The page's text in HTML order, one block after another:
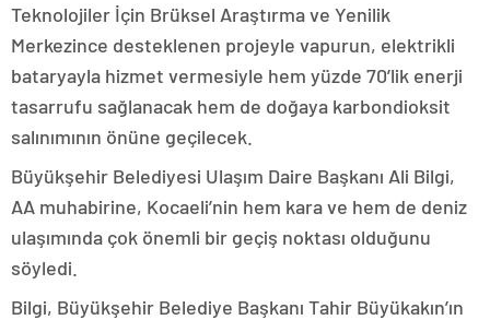
Teknolojiler İçin Brüksel Araştırma ve Yenilik
Merkezince desteklenen projeyle vapurun, elektrikli
bataryayla hizmet vermesiyle hem yüzde 70’lik enerji
tasarrufu sağlanacak hem de doğaya karbondioksit
salınımının önüne geçilecek.
Büyükşehir Belediyesi Ulaşım Daire Başkanı Ali Bilgi,
AA muhabirine, Kocaeli’nin hem kara ve hem de deniz
ulaşımında çok önemli bir geçiş noktası olduğunu
söyledi.
Bilgi, Büyükşehir Belediye Başkanı Tahir Büyükakın’ın